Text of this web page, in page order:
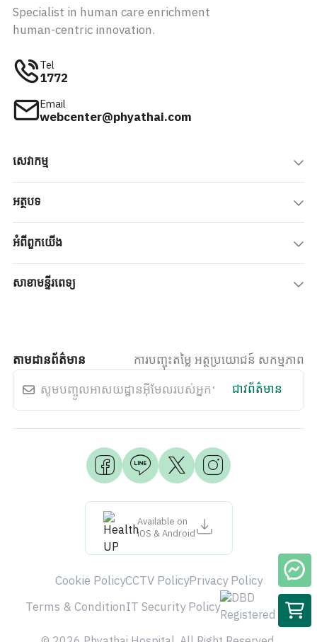
Specialist in human care enrichment
human-centric innovation.
Tel
1772
Email
webcenter@phyathai.com
សេវាកម្ម
អត្ថបទ
អំពីពួកយើង
សាខាមន្ទីរពេទ្យ
Available on
iOS & Android
តាមដានព័ត៌មាន
ការបញ្ចុះតម្លៃ អត្ថប្រយោជន៍ សកម្មភាព
ជាវព័ត៌មាន
Cookie PolicyCCTV PolicyPrivacy Policy
Terms & ConditionIT Security Policy